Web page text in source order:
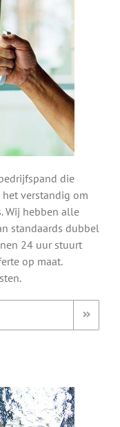
die
verstandig om
Wij hebben alle
standaards dubbel
24 uur stuurt
op maat.